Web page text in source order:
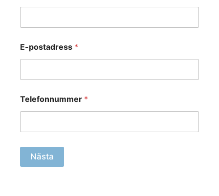
E-postadress *
Telefonnummer *
Nästa